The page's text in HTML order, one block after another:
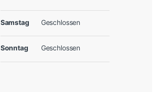
Samstag Geschlossen
Sonntag Geschlossen